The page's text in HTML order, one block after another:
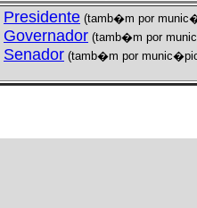
Presidente (tamb�m por
Governador (tamb�m por
Senador (tamb�m por